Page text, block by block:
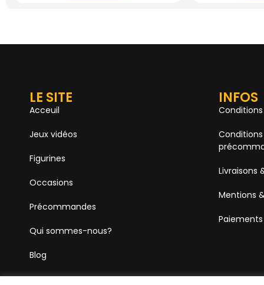
LE SITE
Acceuil
Jeux vidéos
Figurines
Occasions
Précommandes
Qui sommes-nous?
Blog
INFOS
Livraisons
Mentions
Paiements